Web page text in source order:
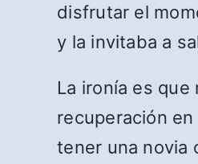
disfrutar el
y la invitaba a
La ironía es
recuperación
tener una novia